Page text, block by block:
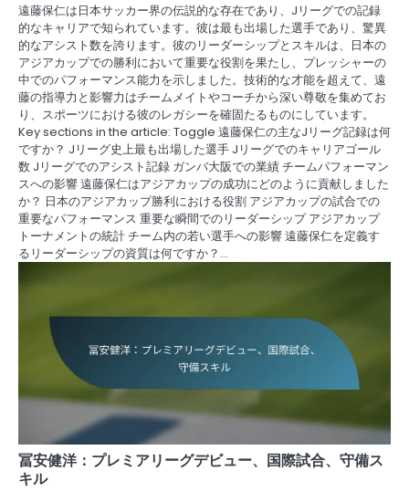
遠藤保仁は日本サッカー界の伝説的な存在であり、Jリーグでの記録
的なキャリアで知られています。彼は最も出場した選手であり、驚異
的なアシスト数を誇ります。彼のリーダーシップとスキルは、日本の
アジアカップでの勝利において重要な役割を果たし、プレッシャーの
中でのパフォーマンス能力を示しました。技術的な才能を超えて、遠
藤の指導力と影響力はチームメイトやコーチから深い尊敬を集めてお
り、スポーツにおける彼のレガシーを確固たるものにしています。
Key sections in the article: Toggle 遠藤保仁の主なJリーグ記録は何
ですか？ Jリーグ史上最も出場した選手 Jリーグでのキャリアゴール
数 Jリーグでのアシスト記録 ガンバ大阪での業績 チームパフォーマン
スへの影響 遠藤保仁はアジアカップの成功にどのように貢献しました
か？ 日本のアジアカップ勝利における役割 アジアカップの試合での
重要なパフォーマンス 重要な瞬間でのリーダーシップ アジアカップ
トーナメントの統計 チーム内の若い選手への影響 遠藤保仁を定義す
るリーダーシップの資質は何ですか？…
冨安健洋：プレミアリーグデビュー、国際試合、守備ス
キル